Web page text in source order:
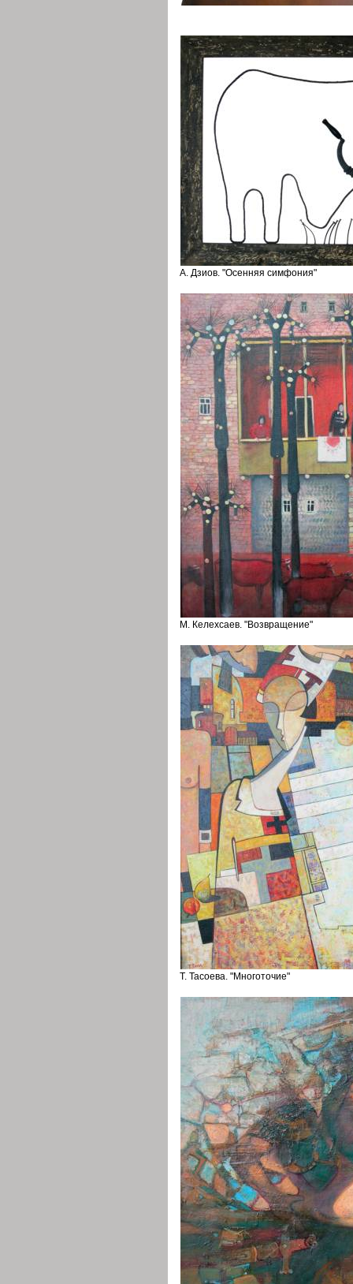
А. Дзиов. "Осенняя симфония"
М. Келехсаев. "Возвращение"
Т. Тасоева. "Многоточие"